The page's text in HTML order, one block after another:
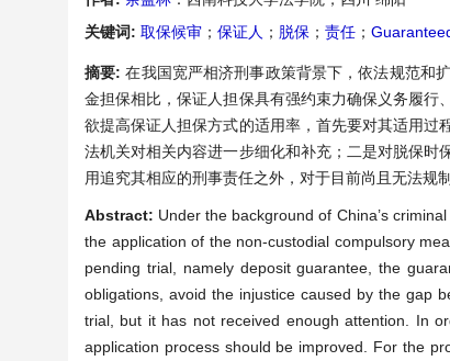
关键词: 取保候审 ； 保证人 ； 脱保 ； 责任 ；
摘要:在我国宽严相济刑事政策背景下，依法规范和
金担保相比，保证人担保具有强约束力确保义务履行
欲提高保证人担保方式的适用率，首先要对其适用过
法机关对相关内容进一步细化和补充；二是对脱保
用追究其相应的刑事责任之外，对于目前尚且无法规
Abstract: Under the background of China’s
the application of the non-custodial compulsory
pending trial, namely deposit guarantee, the
obligations, avoid the injustice caused by the gap
trial, but it has not received enough attention. In
application process should be improved. For the